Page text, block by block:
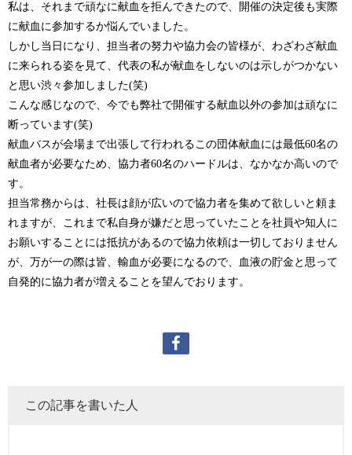
私は、それまで頑なに献血を拒んできたので、開催の決定後も実際
に献血に参加するか悩んでいました。
しかし当日になり、担当者の努力や協力会の皆様が、わざわざ献血
に来られる姿を見て、代表の私が献血をしないのは示しがつかない
と思い渋々参加しました(笑)
こんな感じなので、今でも弊社で開催する献血以外の参加は頑なに
断っています(笑)
献血バスが会場まで出張して行われるこの団体献血には最低60名の
献血者が必要なため、協力者60名のハードルは、なかなか高いので
す。
担当常務からは、社長は顔が広いので協力者を集めて欲しいと頼ま
れますが、これまで私自身が嫌だと思っていたことを社員や知人に
お願いすることには抵抗があるので協力依頼は一切しておりません
が、万が一の際は皆、輸血が必要になるので、血液の貯金と思って
自発的に協力者が増えることを望んでおります。
この記事を書いた人